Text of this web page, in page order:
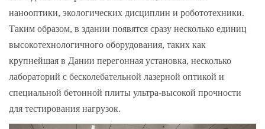
нанооптики, экологических дисциплин и робототехники.
Таким образом, в здании появятся сразу несколько единиц
высокотехнологичного оборудования, таких как
крупнейшая в Дании перегонная установка, несколько
лабораторий с бесколебательной лазерной оптикой и
специальной бетонной плиты ультра-высокой прочности
для тестирования нагрузок.